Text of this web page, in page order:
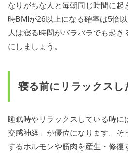
なりがちな人と毎朝同じ時間に起
時BMIが26以上になる確率は5倍
人は寝る時間がバラバラでも起き
にしましょう。
寝る前にリラックスし
睡眠時やリラックスしている時に
交感神経」が優位になります。そ
するホルモンや筋肉を産生・修復